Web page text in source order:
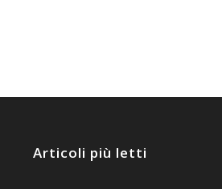
Articoli più letti